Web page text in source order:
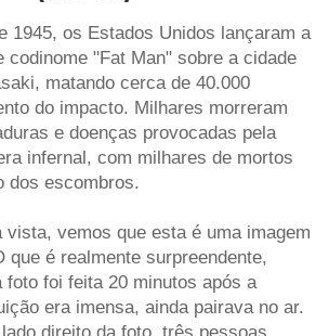
1945, os Estados Unidos lançaram a
codinome "Fat Man" sobre a cidade
matando cerca de 40.000
do impacto. Milhares morreram
e doenças provocadas pela
infernal, com milhares de mortos
dos escombros.
vista, vemos que esta é uma imagem
que é realmente surpreendente,
foto foi feita 20 minutos após a
era imensa, ainda pairava no ar.